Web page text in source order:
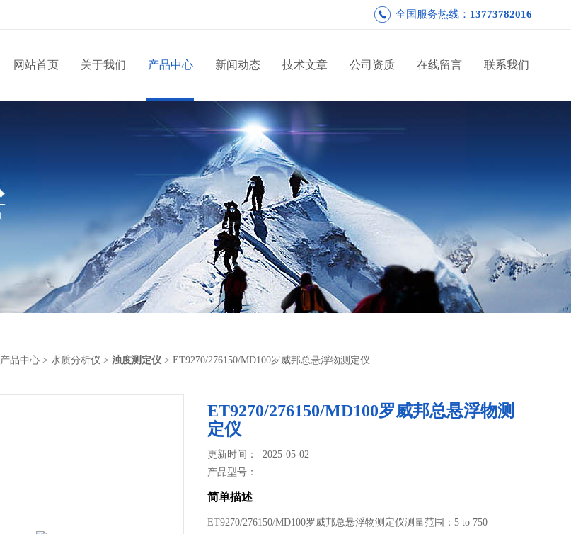
全国服务热线： 13773782016
网站首页 关于我们 产品中心 新闻动态 技术文章 公司资质 在线留言 联系我们
产品中心 > 水质分析仪 > 浊度测定仪 > ET9270/276150/MD100罗威邦总悬浮物测定仪
ET9270/276150/MD100罗威邦总悬浮物测
定仪
更新时间： 2025-05-02
产品型号：
简单描述
ET9270/276150/MD100罗威邦总悬浮物测定仪测量范围：5 to 750